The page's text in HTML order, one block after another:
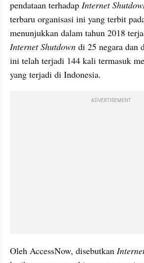
pendataan terhadap Internet
terbaru organisasi ini yang terbit
Internet Shutdown di 25 negara dan
ini telah terjadi 144 kali termasuk
yang terjadi di Indonesia.
ADVERTISEMENT
Oleh AccessNow, disebutkan